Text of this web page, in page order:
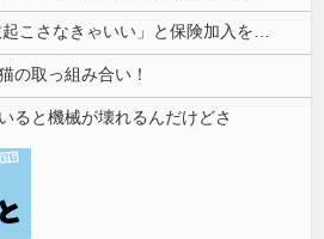
「私は入りません、 事故起こさなきゃいい」と保険加入を勧められた推し活民が反発、保険代が勿体無いし事故起こしたとして……
の取っ組み合い！
ると機械が壊れるんだけどさ